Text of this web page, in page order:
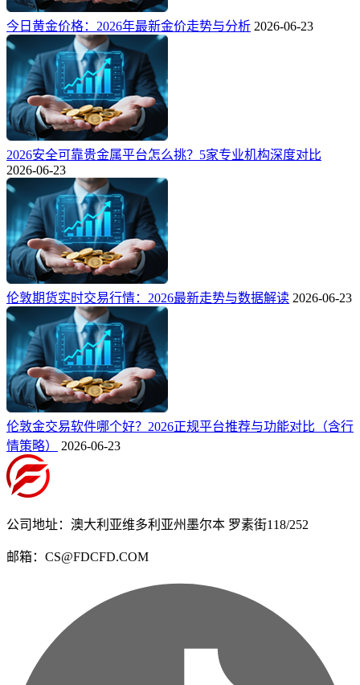
今日黄金价格：2026年最新金价走势与分析 2026-06-23
2026安全可靠贵金属平台怎么挑？5家专业机构深度对比
2026-06-23
伦敦期货实时交易行情：2026最新走势与数据解读 2026-06-23
伦敦金交易软件哪个好？2026正规平台推荐与功能对比（含行
情策略）
2026-06-23
公司地址：澳大利亚维多利亚州墨尔本 罗素街118/252
邮箱：CS@FDCFD.COM